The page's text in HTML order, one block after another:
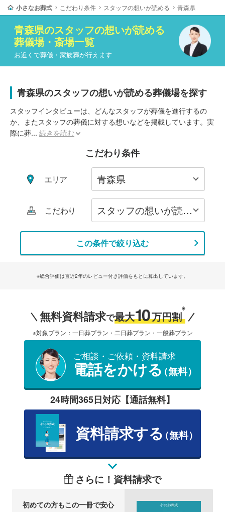
小さなお葬式 こだわり条件 スタッフの想いが読める 青森県
青森県のスタッフの想いが読める
葬儀場・斎場一覧
お近くで葬儀・家族葬が行えます
青森県のスタッフの想いが読める葬儀場を探す
スタッフインタビューは、どんなスタッフが葬儀を進行するの
か、またスタッフの葬儀に対する想いなどを掲載しています。実
際に葬... 続きを読む
こだわり条件
エリア
こだわり
この条件で絞り込む
※総合評価は直近2年のレビュー付き評価をもとに算出しています。
無料資料請求で最大10万円割
※
※対象プラン：一日葬プラン・二日葬プラン・一般葬プラン
ご相談・ご依頼・資料請求
電話をかける（無料）
24時間365日対応【通話無料】
資料請求する（無料）
さらに！資料請求で
初めての方もこの一冊で安心